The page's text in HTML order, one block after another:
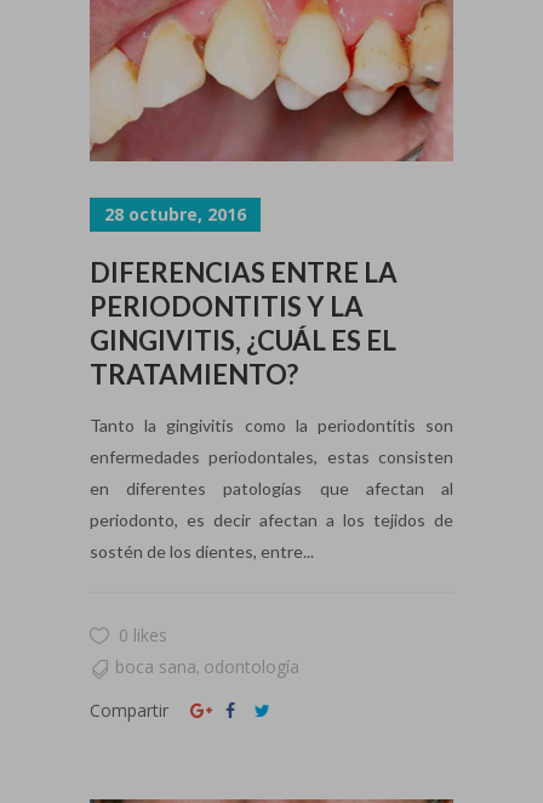
28 octubre, 2016
DIFERENCIAS ENTRE LA
PERIODONTITIS Y LA
GINGIVITIS, ¿CUÁL ES EL
TRATAMIENTO?
Tanto la gingivitis como la periodontitis son
enfermedades periodontales, estas consisten
en diferentes patologías que afectan al
periodonto, es decir afectan a los tejidos de
sostén de los dientes, entre...
0 likes
boca sana, odontología
Compartir